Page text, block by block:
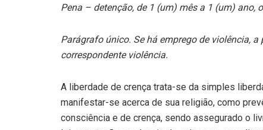
Pena – detenção, de 1 (um) mês a 1 (um) ano,
Parágrafo único. Se há emprego de violência,
correspondente violência.
A liberdade de crença trata-se da simples
manifestar-se acerca de sua religião, como
consciência e de crença, sendo assegurado o